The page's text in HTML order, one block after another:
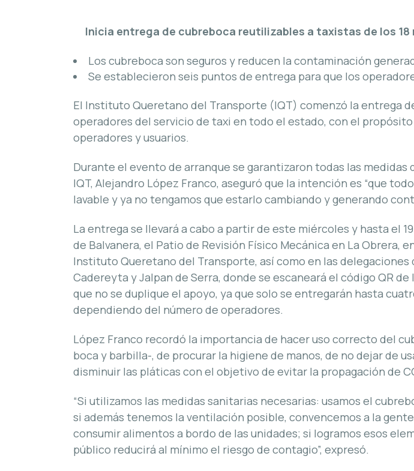
Inicia entrega de cubreboca reutilizables a taxistas de los
Los cubreboca son seguros y reducen la contaminación
Se establecieron seis puntos de entrega para que los
El Instituto Queretano del Transporte (IQT) comenzó la entrega
operadores del servicio de taxi en todo el estado, con el
operadores y usuarios.
Durante el evento de arranque se garantizaron todas las medidas
IQT, Alejandro López Franco, aseguró que la intención es “que
lavable y ya no tengamos que estarlo cambiando y generando
La entrega se llevará a cabo a partir de este miércoles y hasta el
de Balvanera, el Patio de Revisión Físico Mecánica en La Obrera,
Instituto Queretano del Transporte, así como en las delegaciones
Cadereyta y Jalpan de Serra, donde se escaneará el código QR
que no se duplique el apoyo, ya que solo se entregarán hasta
dependiendo del número de operadores.
López Franco recordó la importancia de hacer uso correcto del
boca y barbilla-, de procurar la higiene de manos, de no dejar de
disminuir las pláticas con el objetivo de evitar la propagación de
“Si utilizamos las medidas sanitarias necesarias: usamos el
si además tenemos la ventilación posible, convencemos a la
consumir alimentos a bordo de las unidades; si logramos esos
público reducirá al mínimo el riesgo de contagio”, expresó.